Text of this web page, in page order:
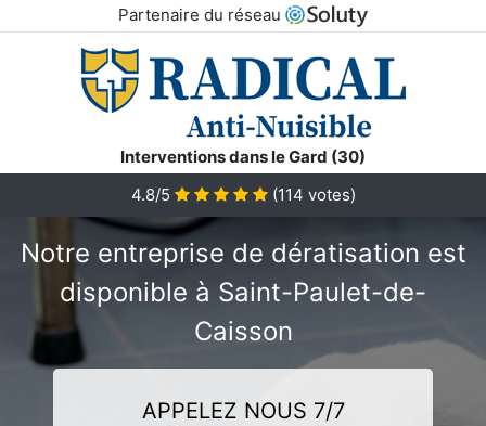
Partenaire du réseau
Interventions dans le Gard (30)
4.8/5
(114 votes)
Notre entreprise de dératisation est
disponible à Saint-Paulet-de-
Caisson
APPELEZ NOUS 7/7